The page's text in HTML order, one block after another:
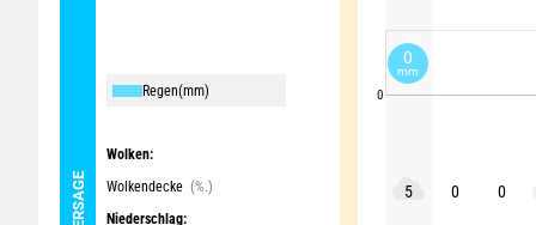
Regen(mm)
Wolken:
Wolkendecke (%.)
Niederschlag:
0
5 0 0
0
mm